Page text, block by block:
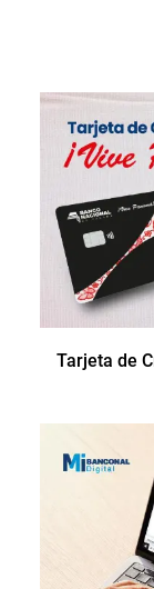
Tarjeta de